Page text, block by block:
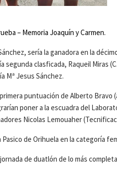
– Memoria Joaquín y Carmen.
sería la ganadora en la
clasficada, Raqueil Miras
Mª Jesus Sánchez.
puntuación de Alberto Bravo
poner a la escuadra del
Nicolas Lemouaher
de Orihuela en la categoría
de duatlón de lo más